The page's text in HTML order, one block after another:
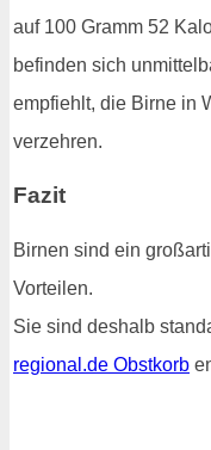
auf 100 Gramm 52
befinden sich
empfiehlt, die Birne in
verzehren.
Fazit
Birnen sind ein
Vorteilen.
Sie sind deshalb
regional.de Obstkorb